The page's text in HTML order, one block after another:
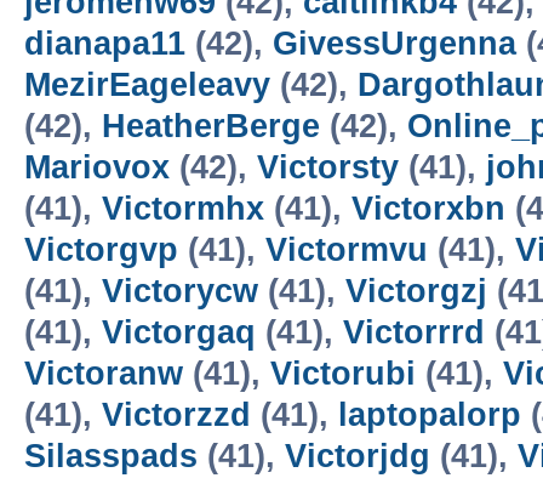
dianapa11 (42), GivessUrgenna
MezirEageleavy (42),
(42), HeatherBerge (42),
Mariovox (42), Victorsty (41),
(41), Victormhx (41), Victorxbn
Victorgvp (41), Victormvu (41),
(41), Victorycw (41), Victorgzj
(41), Victorgaq (41), Victorrrd
Victoranw (41), Victorubi (41),
(41), Victorzzd (41), laptopalorp
Silasspads (41), Victorjdg (41),